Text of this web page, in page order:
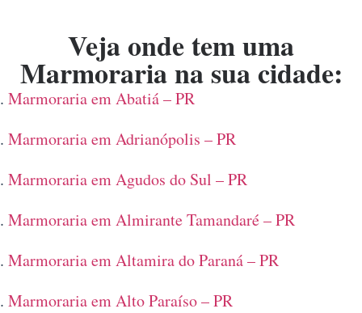
Veja onde tem uma
Marmoraria na sua cidade:
Marmoraria em Abatiá – PR
Marmoraria em Adrianópolis – PR
Marmoraria em Agudos do Sul – PR
Marmoraria em Almirante Tamandaré – PR
Marmoraria em Altamira do Paraná – PR
Marmoraria em Alto Paraíso – PR